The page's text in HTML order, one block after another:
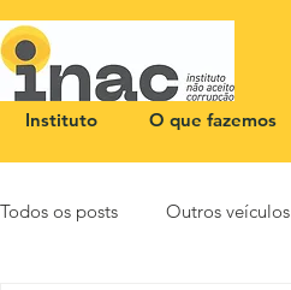
Instituto O que fazemos
Todos os posts Outros veículos